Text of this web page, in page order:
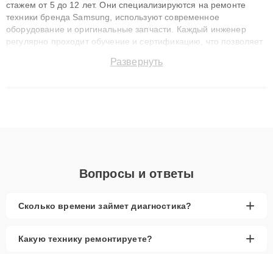
стажем от 5 до 12 лет. Они специализируются на ремонте
техники бренда Samsung, используют современное
оборудование и оригинальные запчасти. Каждый инженер
регулярно проходит обучение и сертификацию, что позволяет
технику с сохранением гарантии до 3 лет. Наши мастера
Развернуть
Вопросы и ответы
Сколько времени займет диагностика? +
Какую технику ремонтируете? +